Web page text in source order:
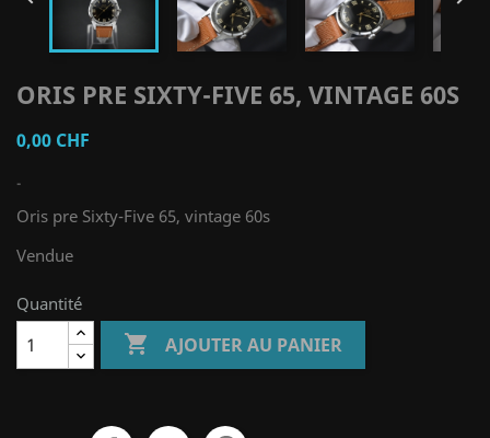
ORIS PRE SIXTY-FIVE 65, VINTAGE 60S
0,00 CHF
-
Oris pre Sixty-Five 65, vintage 60s
Vendue
Quantité
 AJOUTER AU PANIER